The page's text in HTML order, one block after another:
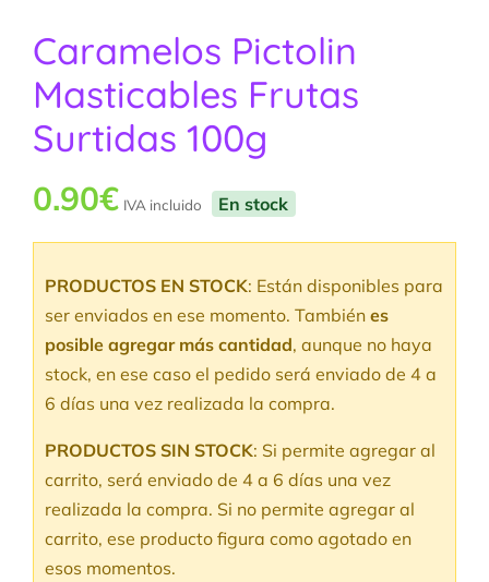
Caramelos Pictolin
Masticables Frutas
Surtidas 100g
0.90€ IVA incluido En stock
PRODUCTOS EN STOCK: Están disponibles para
ser enviados en ese momento. También es
posible agregar más cantidad, aunque no haya
stock, en ese caso el pedido será enviado de 4 a
6 días una vez realizada la compra.
PRODUCTOS SIN STOCK: Si permite agregar al
carrito, será enviado de 4 a 6 días una vez
realizada la compra. Si no permite agregar al
carrito, ese producto figura como agotado en
esos momentos.